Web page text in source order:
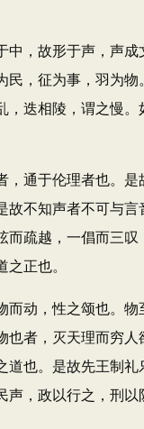
故形于声，声成
民，征为事，羽为
，迭相陵，谓之慢
于伦理者也。是
故不知声者不可与
而疏越，一倡而三
正也。
，性之颂也。物
也者，灭天理而穷
道也。是故先王制
声，政以行之，刑